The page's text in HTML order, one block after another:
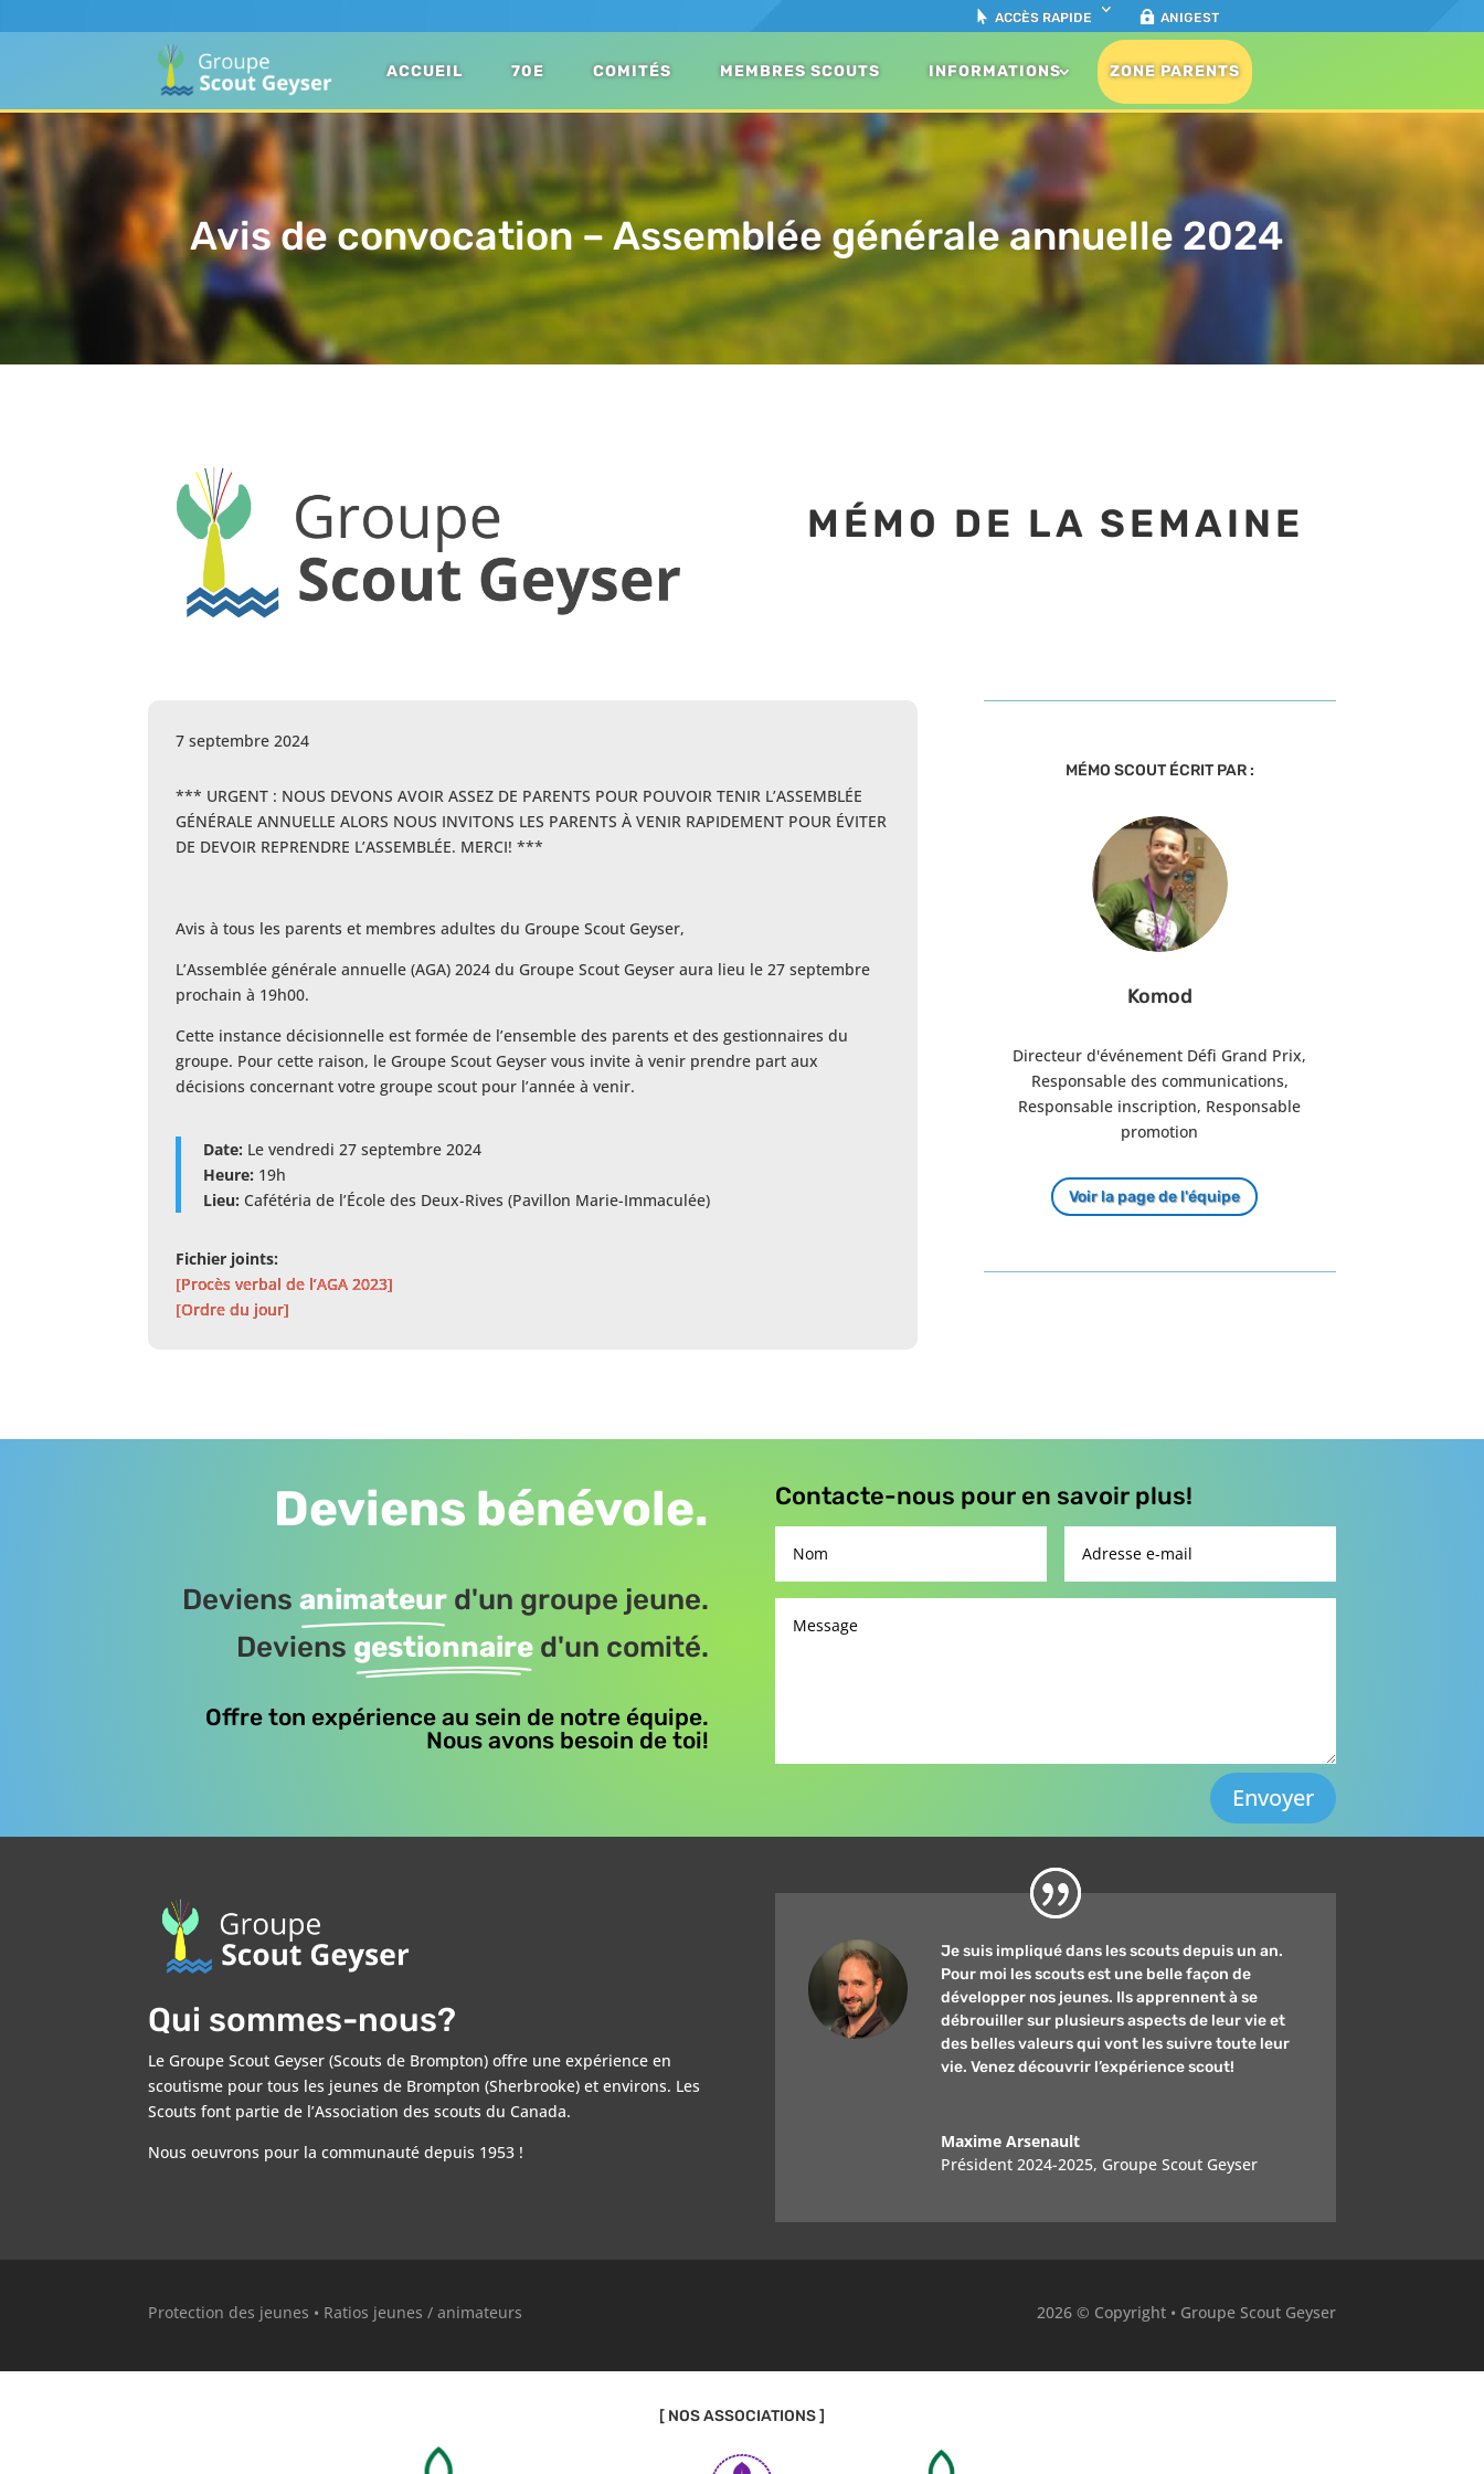
ACCÈS RAPIDE ANIGEST
ACCUEIL 70E COMITÉS MEMBRES SCOUTS INFORMATIONS ZONE PARENTS
Avis de convocation – Assemblée générale annuelle 2024
MÉMO DE LA SEMAINE
7 septembre 2024
*** URGENT : NOUS DEVONS AVOIR ASSEZ DE PARENTS POUR POUVOIR TENIR L’ASSEMBLÉE
GÉNÉRALE ANNUELLE ALORS NOUS INVITONS LES PARENTS À VENIR RAPIDEMENT POUR ÉVITER
DE DEVOIR REPRENDRE L’ASSEMBLÉE. MERCI! ***
Avis à tous les parents et membres adultes du Groupe Scout Geyser,
L’Assemblée générale annuelle (AGA) 2024 du Groupe Scout Geyser aura lieu le 27 septembre
prochain à 19h00.
Cette instance décisionnelle est formée de l’ensemble des parents et des gestionnaires du
groupe. Pour cette raison, le Groupe Scout Geyser vous invite à venir prendre part aux
décisions concernant votre groupe scout pour l’année à venir.
Date: Le vendredi 27 septembre 2024
Heure: 19h
Lieu: Cafétéria de l’École des Deux-Rives (Pavillon Marie-Immaculée)
Fichier joints:
[Procès verbal de l’AGA 2023]
[Ordre du jour]
MÉMO SCOUT ÉCRIT PAR :
Komod
Directeur d'événement Défi Grand Prix,
Responsable des communications,
Responsable inscription, Responsable
promotion
Voir la page de l'équipe
Deviens bénévole.
Deviensanimateur d'un groupe jeune.
Deviens gestionnaire d'un comité.
Offre ton expérience au sein de notre équipe.
Nous avons besoin de toi!
Contacte-nous pour en savoir plus!
Envoyer
Qui sommes-nous?
Le Groupe Scout Geyser (Scouts de Brompton) offre une expérience en
scoutisme pour tous les jeunes de Brompton (Sherbrooke) et environs. Les
Scouts font partie de l’Association des scouts du Canada.
Nous oeuvrons pour la communauté depuis 1953 !
Je suis impliqué dans les scouts depuis un an.
Pour moi les scouts est une belle façon de
développer nos jeunes. Ils apprennent à se
débrouiller sur plusieurs aspects de leur vie et
des belles valeurs qui vont les suivre toute leur
vie. Venez découvrir l’expérience scout!
Maxime Arsenault
Président 2024-2025, Groupe Scout Geyser
Protection des jeunes • Ratios jeunes / animateurs 2026 © Copyright • Groupe Scout Geyser
[ NOS ASSOCIATIONS ]